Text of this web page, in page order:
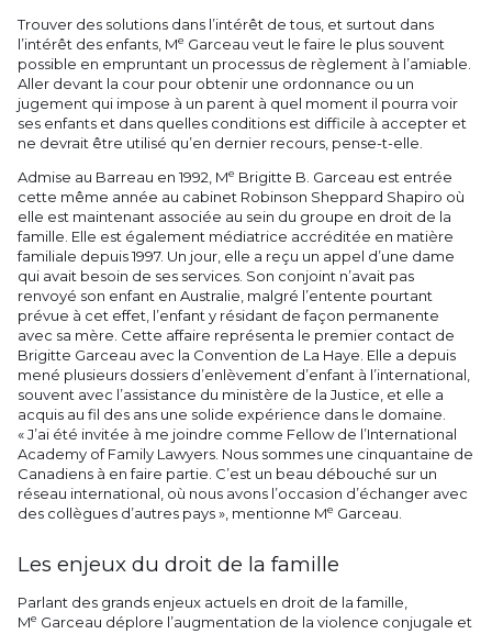
Trouver des solutions dans l’intérêt de tous, et surtout dans
l’intérêt des enfants, Me Garceau veut le faire le plus souvent
possible en empruntant un processus de règlement à l’amiable.
Aller devant la cour pour obtenir une ordonnance ou un
jugement qui impose à un parent à quel moment il pourra voir
ses enfants et dans quelles conditions est difficile à accepter et
ne devrait être utilisé qu’en dernier recours, pense-t-elle.
Admise au Barreau en 1992, Me Brigitte B. Garceau est entrée
cette même année au cabinet Robinson Sheppard Shapiro où
elle est maintenant associée au sein du groupe en droit de la
famille. Elle est également médiatrice accréditée en matière
familiale depuis 1997. Un jour, elle a reçu un appel d’une dame
qui avait besoin de ses services. Son conjoint n’avait pas
renvoyé son enfant en Australie, malgré l’entente pourtant
prévue à cet effet, l’enfant y résidant de façon permanente
avec sa mère. Cette affaire représenta le premier contact de
Brigitte Garceau avec la Convention de La Haye. Elle a depuis
mené plusieurs dossiers d’enlèvement d’enfant à l’international,
souvent avec l’assistance du ministère de la Justice, et elle a
acquis au fil des ans une solide expérience dans le domaine.
« J’ai été invitée à me joindre comme Fellow de l’International
Academy of Family Lawyers. Nous sommes une cinquantaine de
Canadiens à en faire partie. C’est un beau débouché sur un
réseau international, où nous avons l’occasion d’échanger avec
des collègues d’autres pays », mentionne Me Garceau.
Les enjeux du droit de la famille
Parlant des grands enjeux actuels en droit de la famille,
Me Garceau déplore l’augmentation de la violence conjugale et